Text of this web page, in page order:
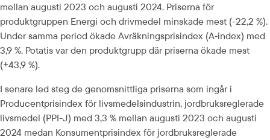
mellan augusti 2023 och augusti 2024. Priserna för
produktgruppen Energi och drivmedel minskade mest (-22,2 %).
Under samma period ökade Avräkningsprisindex (A‑index) med
3,9 %. Potatis var den produktgrupp där priserna ökade mest
(+43,9 %).
I senare led steg de genomsnittliga priserna som ingår i
Producentprisindex för livsmedelsindustrin, jordbruksreglerade
livsmedel (PPI-J) med 3,3 % mellan augusti 2023 och augusti
2024 medan Konsumentprisindex för jordbruksreglerade